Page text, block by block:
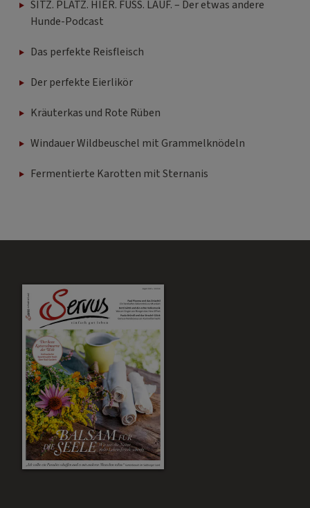
SITZ. PLATZ. HIER. FUSS. LAUF. – Der etwas andere
Hunde-Podcast
Das perfekte Reisfleisch
Der perfekte Eierlikör
Kräuterkas und Rote Rüben
Windauer Wildbeuschel mit Grammelknödeln
Fermentierte Karotten mit Sternanis